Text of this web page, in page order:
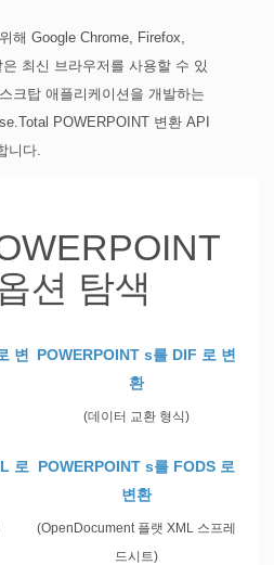
해 Google Chrome, Firefox,
최신 브라우저를 사용할 수 있
크탑 애플리케이션을 개발하는
POWERPOINT 변환 API
니다.
션 탐색
변
POWERPOINT s를 DIF 로 변
환
(데이터 교환 형식)
로
POWERPOINT s를 FODS 로
변환
(OpenDocument 플랫 XML 스프레
드시트)